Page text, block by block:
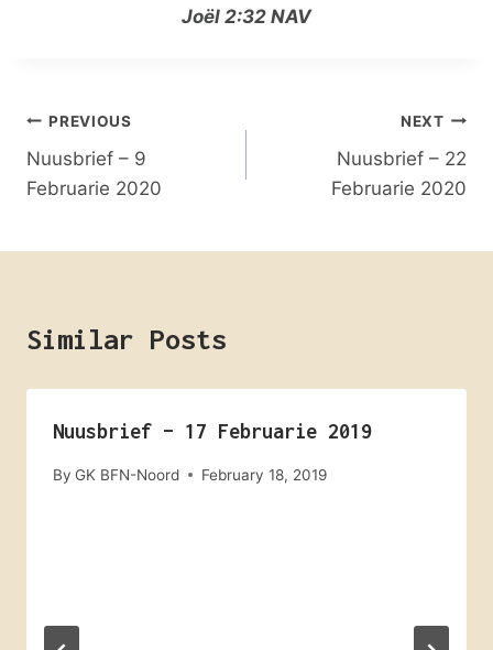
Joël 2:32 NAV
Post
navigation
PREVIOUS
Nuusbrief – 9
Februarie 2020
NEXT
Nuusbrief – 22
Februarie 2020
Similar Posts
Nuusbrief – 17 Februarie 2019
By GK BFN-Noord February 18, 2019